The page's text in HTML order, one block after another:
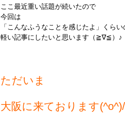
ここ最近重い話題が続いたので
今回は
「こんなふうなことを感じたよ」くらい
軽い記事にしたいと思います（≧∇≦）♪
ただいま
大阪に来ております(^o^)/